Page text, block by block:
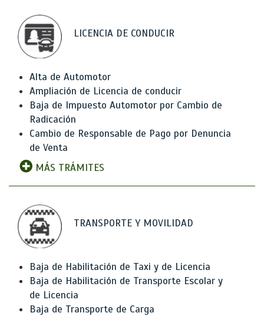
LICENCIA DE CONDUCIR
Alta de Automotor
Ampliación de Licencia de conducir
Baja de Impuesto Automotor por Cambio de
Radicación
Cambio de Responsable de Pago por Denuncia
de Venta
MÁS TRÁMITES
TRANSPORTE Y MOVILIDAD
Baja de Habilitación de Taxi y de Licencia
Baja de Habilitación de Transporte Escolar y
de Licencia
Baja de Transporte de Carga